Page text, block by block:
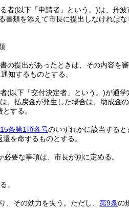
者(以下「申請者」という。)は、丹
書類を添えて市長に提出しなければな
の提出があったときは、その内容を
知するものとする。
(以下「交付決定者」という。)が通学
、払戻金が発生した場合は、助成金
する。
条第1項各号のいずれかに該当する
を命ずるものとする。
要な事項は、市長が別に定める。
。
、その効力を失う。 ただし、 第9条の